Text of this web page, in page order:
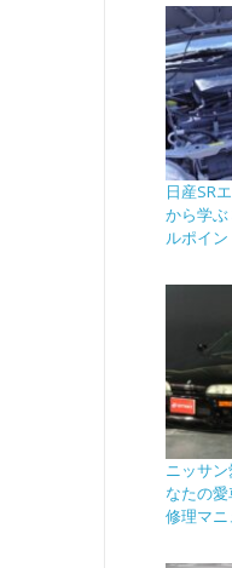
日産SR
から学
ルポイン
ニッサ
なたの
修理マ